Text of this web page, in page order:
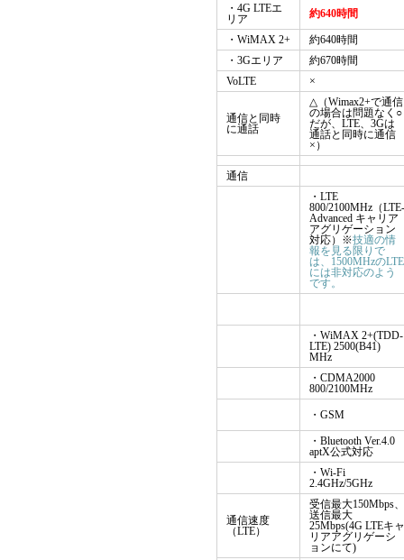
・4G LTEエ
リア
約640時間
・WiMAX 2+
約640時間
・3Gエリア
約670時間
VoLTE
×
通信と同時
に通話
△（Wimax2+で通信
の場合は問題なく○
だが、LTE、3Gは
通話と同時に通信
×）
通信
・LTE
800/2100MHz（LTE-
Advanced キャリア
アグリゲーション
対応）※技適の情
報を見る限りで
は、1500MHzのLTE
には非対応のよう
です。
・WiMAX 2+(TDD-
LTE) 2500(B41)
MHz
・CDMA2000
800/2100MHz
・GSM
・Bluetooth Ver.4.0
aptX公式対応
・Wi-Fi
2.4GHz/5GHz
通信速度
（LTE）
受信最大150Mbps、
送信最大
25Mbps(4G LTEキャ
リアアグリゲーシ
ョンにて)